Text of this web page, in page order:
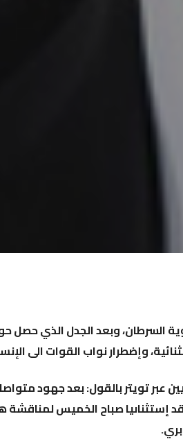
السرطان، وبعد الجدل الذي حصل
وإضطرار نواب القوات الى
عبر تويتر بالقول: بعد جهود
إستثناىيا صباح الخميس لمناقشة
.